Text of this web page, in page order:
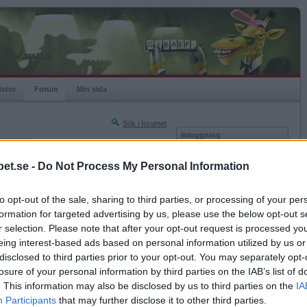
- Do Not Process My Personal Information
opt-out of the sale, sharing to third parties, or processing of your
for targeted advertising by us, please use the below opt-out
selection. Please note that after your opt-out request is processed
interest-based ads based on personal information utilized by us
to third parties prior to your opt-out. You may separately
of your personal information by third parties on the IAB’s list of
This information may also be disclosed by us to third parties on the
Participants that may further disclose it to other third parties.
Forum Min sida
Sök i forumet
Nästa sida »
2018-04-29 22:29
Inloggning
Kom ihåg mig
Glömt ditt lösenord?
Få ny aktiveringslänk
Betapet är gratis!